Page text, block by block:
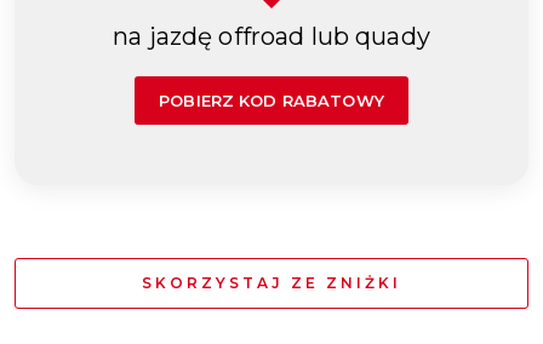
na jazdę offroad lub quady
POBIERZ KOD RABATOWY
SKORZYSTAJ ZE ZNIŻKI